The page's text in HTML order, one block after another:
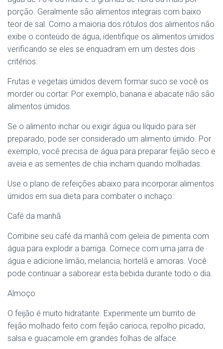
porção. Geralmente são alimentos integrais com baixo
teor de sal. Como a maioria dos rótulos dos alimentos não
exibe o conteúdo de água, identifique os alimentos úmidos
verificando se eles se enquadram em um destes dois
critérios:
Frutas e vegetais úmidos devem formar suco se você os
morder ou cortar. Por exemplo, banana e abacate não são
alimentos úmidos.
Se o alimento inchar ou exigir água ou líquido para ser
preparado, pode ser considerado um alimento úmido. Por
exemplo, você precisa de água para preparar feijão seco e
aveia e as sementes de chia incham quando molhadas.
Use o plano de refeições abaixo para incorporar alimentos
úmidos em sua dieta para combater o inchaço:
Café da manhã
Combine seu café da manhã com geleia de pimenta com
água para explodir a barriga. Comece com uma jarra de
água e adicione limão, melancia, hortelã e amoras. Você
pode continuar a saborear esta bebida durante todo o dia.
Almoço
O feijão é muito hidratante. Experimente um burrito de
feijão molhado feito com feijão carioca, repolho picado,
salsa e guacamole em grandes folhas de alface.